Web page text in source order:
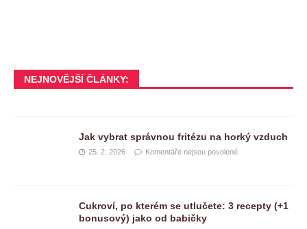
NEJNOVĚJŠÍ ČLÁNKY:
Jak vybrat správnou fritézu na horký vzduch
25. 2. 2026 Komentáře nejsou povolené
Cukroví, po kterém se utlučete: 3 recepty (+1
bonusový) jako od babičky